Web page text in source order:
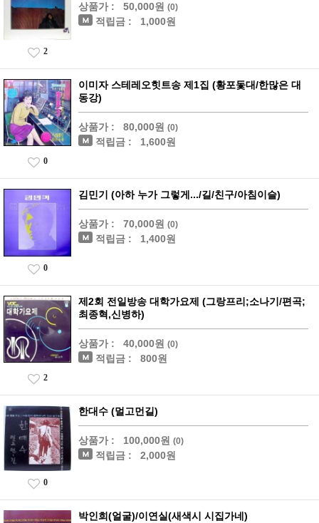
상품가 : 50,000원 (0)
적립금 : 1,000원
2
이미자 스테레오힛트송 제1집 (황포돛대/한많은 대
동강)
상품가 : 80,000원 (0)
적립금 : 1,600원
0
김민기 (아하 누가 그렇게.../길/친구/아침이슬)
상품가 : 70,000원 (0)
적립금 : 1,400원
0
제2회 전일방송 대학가요제 (그랑프리;소나기/편곡;
최종혁,신병하)
상품가 : 40,000원 (0)
적립금 : 800원
2
한대수 (멀고먼길)
상품가 : 100,000원 (0)
적립금 : 2,000원
0
박인희(얼굴)/이연실(새색시 시집가네)